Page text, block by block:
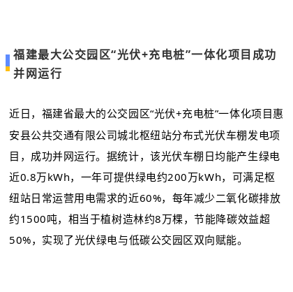
福建最大公交园区“光伏+充电桩”一体化项目成功
并网运行
近日 ，福建省最大的公交园区“光伏+充电桩”一体化项目惠
安县公共交通有限公司城北枢纽站分布式光伏车棚发电项
目，成功并网运行。据统计，该光伏车棚日均能产生绿电
近0.8万kWh，一年可提供绿电约200万kWh，可满足枢
纽站日常运营用电需求的近60%，每年减少二氧化碳排放
约1500吨，相当于植树造林约8万棵，节能降碳效益超
50%，实现了光伏绿电与低碳公交园区双向赋能。